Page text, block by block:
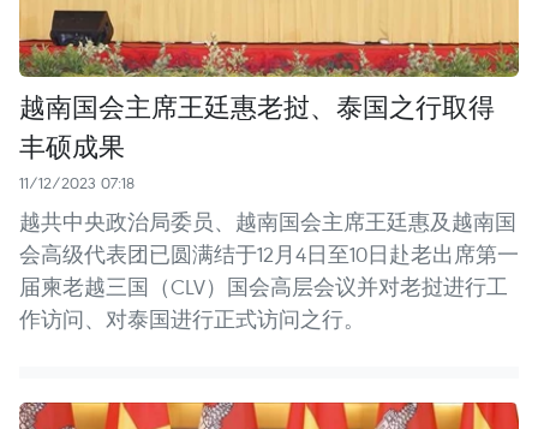
越南国会主席王廷惠老挝、泰国之行取得
丰硕成果
11/12/2023 07:18
越共中央政治局委员、越南国会主席王廷惠及越南国
会高级代表团已圆满结于12月4日至10日赴老出席第一
届柬老越三国（CLV）国会高层会议并对老挝进行工
作访问、对泰国进行正式访问之行。